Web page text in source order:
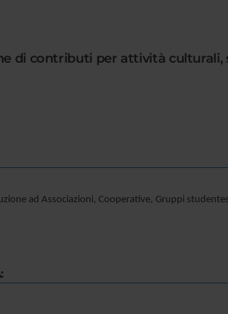
di contributi per attività culturali,
ad Associazioni, Cooperative, Gruppi